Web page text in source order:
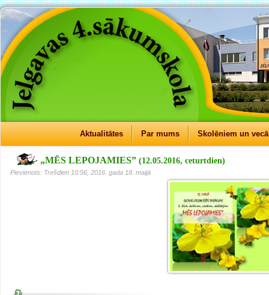
Aktualitātes Par mums Skolēniem un
„MĒS LEPOJAMIES” (12.05.2016, ceturtdien)
Pievienots: Trešdien 10:56, 2016. gada 18. maijā